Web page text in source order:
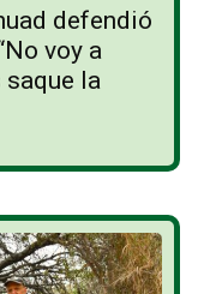
defendió
voy a
la